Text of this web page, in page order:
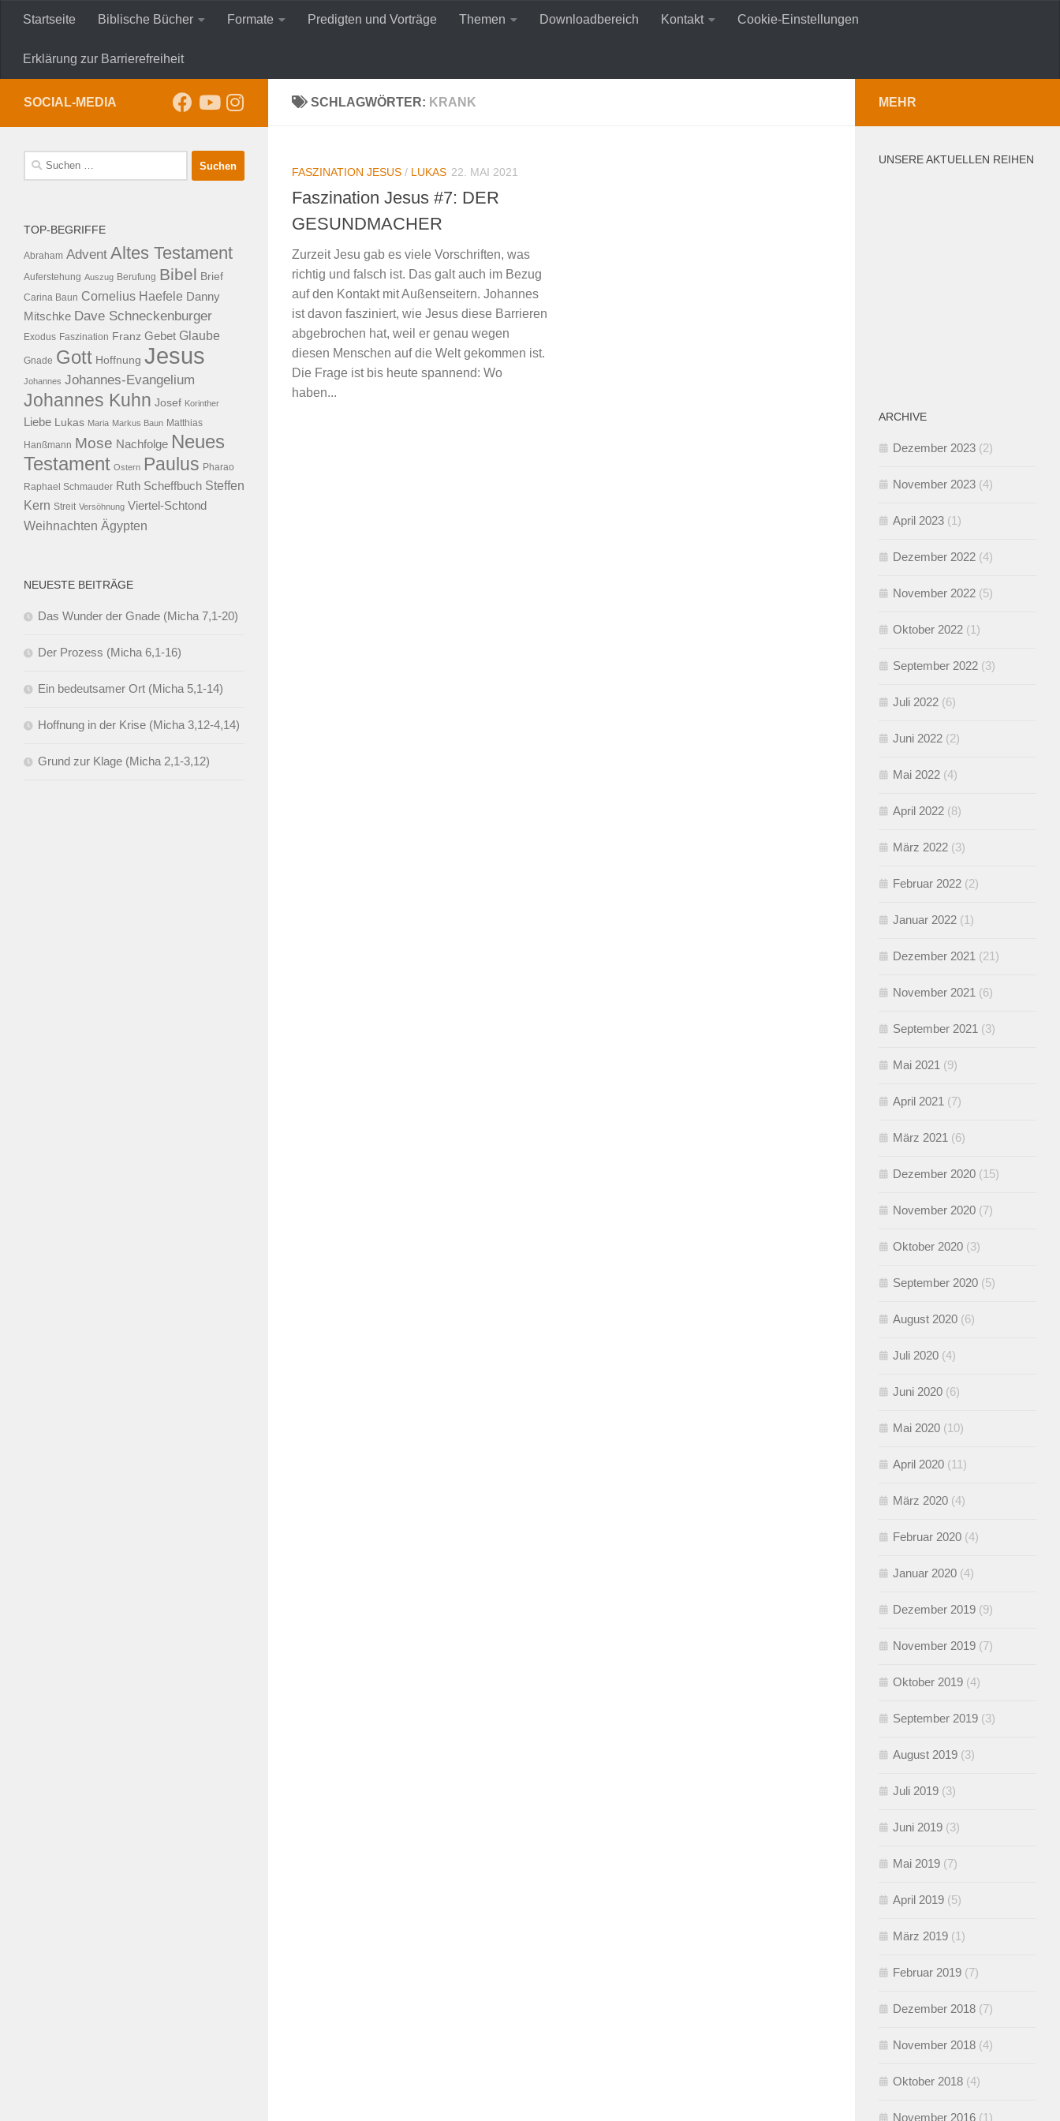
Zum Inhalt springen
Startseite Biblische Bücher Formate Predigten und Vorträge Themen Downloadbereich Kontakt Cookie-Einstellungen
Erklärung zur Barrierefreiheit
SCHLAGWÖRTER: KRANK
FASZINATION JESUS / LUKAS 22. MAI 2021
Faszination Jesus #7: DER
GESUNDMACHER
Zurzeit Jesu gab es viele Vorschriften, was
richtig und falsch ist. Das galt auch im Bezug
auf den Kontakt mit Außenseitern. Johannes
ist davon fasziniert, wie Jesus diese Barrieren
abgebrochen hat, weil er genau wegen
diesen Menschen auf die Welt gekommen ist.
Die Frage ist bis heute spannend: Wo
haben...
SOCIAL-MEDIA
Suche
nach:
TOP-BEGRIFFE
Abraham Advent Altes Testament
Auferstehung Auszug Berufung Bibel Brief
Carina Baun Cornelius Haefele Danny
Mitschke Dave Schneckenburger
Exodus Faszination Franz Gebet Glaube
Gnade Gott Hoffnung Jesus
Johannes Johannes-Evangelium
Johannes Kuhn Josef Korinther
Liebe Lukas Maria Markus Baun Matthias
Hanßmann Mose Nachfolge Neues
Testament Ostern Paulus Pharao
Raphael Schmauder Ruth Scheffbuch Steffen
Kern Streit Versöhnung Viertel-Schtond
Weihnachten Ägypten
NEUESTE BEITRÄGE
Das Wunder der Gnade (Micha 7,1-20)
Der Prozess (Micha 6,1-16)
Ein bedeutsamer Ort (Micha 5,1-14)
Hoffnung in der Krise (Micha 3,12-4,14)
Grund zur Klage (Micha 2,1-3,12)
MEHR
UNSERE AKTUELLEN REIHEN
ARCHIVE
Dezember 2023 (2)
November 2023 (4)
April 2023 (1)
Dezember 2022 (4)
November 2022 (5)
Oktober 2022 (1)
September 2022 (3)
Juli 2022 (6)
Juni 2022 (2)
Mai 2022 (4)
April 2022 (8)
März 2022 (3)
Februar 2022 (2)
Januar 2022 (1)
Dezember 2021 (21)
November 2021 (6)
September 2021 (3)
Mai 2021 (9)
April 2021 (7)
März 2021 (6)
Dezember 2020 (15)
November 2020 (7)
Oktober 2020 (3)
September 2020 (5)
August 2020 (6)
Juli 2020 (4)
Juni 2020 (6)
Mai 2020 (10)
April 2020 (11)
März 2020 (4)
Februar 2020 (4)
Januar 2020 (4)
Dezember 2019 (9)
November 2019 (7)
Oktober 2019 (4)
September 2019 (3)
August 2019 (3)
Juli 2019 (3)
Juni 2019 (3)
Mai 2019 (7)
April 2019 (5)
März 2019 (1)
Februar 2019 (7)
Dezember 2018 (7)
November 2018 (4)
Oktober 2018 (4)
November 2016 (1)